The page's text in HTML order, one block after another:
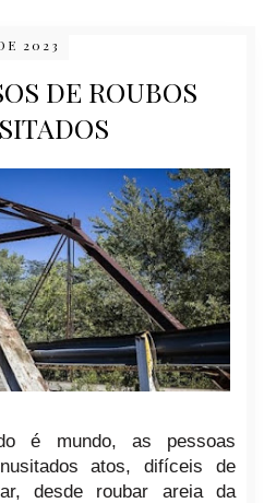
2023
DE ROUBOS
é mundo, as pessoas
atos, difíceis de
desde roubar areia da